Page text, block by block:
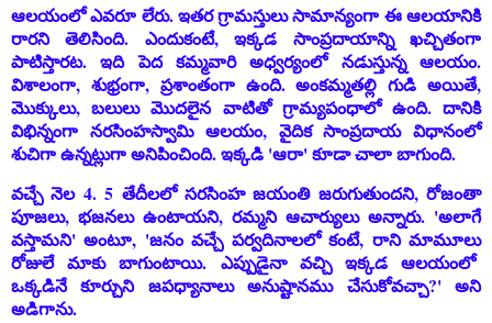
ఆలయంలో ఎవరూ లేరు. ఇతర గ్రామస్తులు సామాన్యంగా ఈ ఆలయానికి
రారని తెలిసింది. ఎందుకంటే, ఇక్కడ సాంప్రదాయాన్ని ఖచ్చితంగా
పాటిస్తారట. ఇది పెద కమ్మవారి అధ్వర్యంలో నడుస్తున్న ఆలయం.
విశాలంగా, శుభ్రంగా, ప్రశాంతంగా ఉంది. అంకమ్మతల్లి గుడి అయితే,
మొక్కులు, బలులు మొదలైన వాటితో గ్రామ్యపంధాలో ఉంది. దానికి
విభిన్నంగా నరసింహస్వామి ఆలయం, వైదిక సాంప్రదాయ విధానంలో
శుచిగా ఉన్నట్లుగా అనిపించింది. ఇక్కడి 'ఆరా' కూడా చాలా బాగుంది.
వచ్చే నెల 4. 5 తేదీలలో సరసింహ జయంతి జరుగుతుందని, రోజంతా
పూజలు, భజనలు ఉంటాయని, రమ్మని ఆచార్యులు అన్నారు. 'అలాగే
వస్తామని' అంటూ, 'జనం వచ్చే పర్వదినాలలో కంటే, రాని మామూలు
రోజులే మాకు బాగుంటాయి. ఎప్పుడైనా వచ్చి ఇక్కడ ఆలయంలో
ఒక్కడినే కూర్చుని జపధ్యానాలు అనుష్టానము చేసుకోవచ్చా?' అని
అడిగాను.